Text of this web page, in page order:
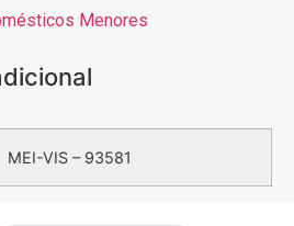
Menores
MEI-VIS – 93581